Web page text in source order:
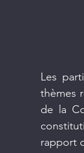
Les
thèmes
de la
rapport